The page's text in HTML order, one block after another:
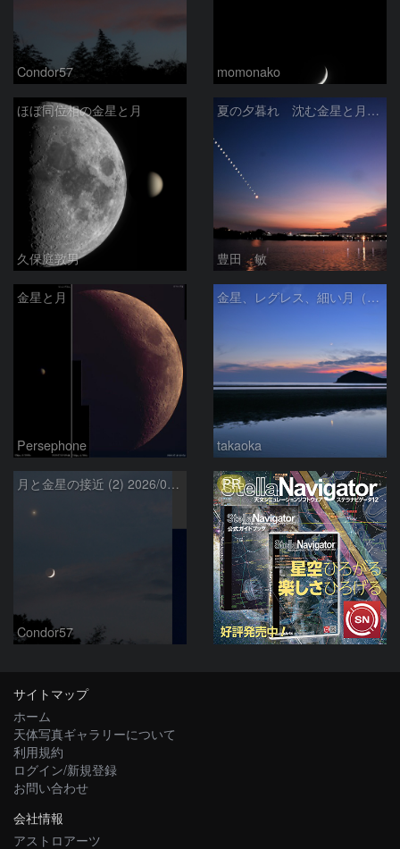
Condor57 momonako
ほぼ同位相の金星と月
久保庭敦男
夏の夕暮れ 沈む金星と月 2026/7/20
豊田 敏
金星と月
Persephone
金星、レグレス、細い月（７月１６日）
takaoka
月と金星の接近 (2) 2026/07/17
Condor57
PR
サイトマップ
ホーム
天体写真ギャラリーについて
利用規約
ログイン/新規登録
お問い合わせ
会社情報
アストロアーツ